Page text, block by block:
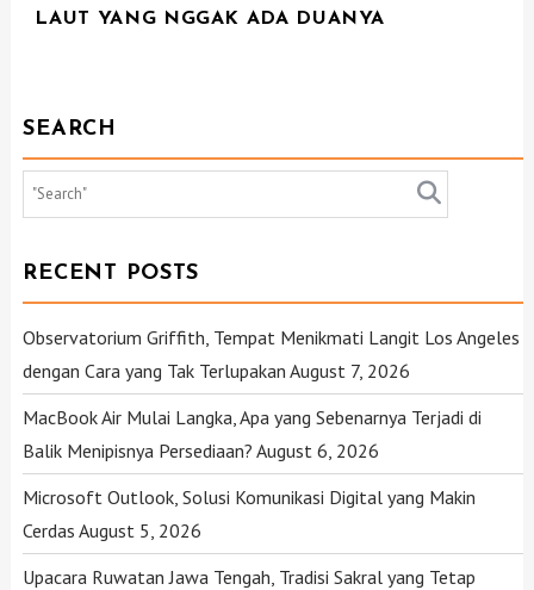
LAUT YANG NGGAK ADA DUANYA
SEARCH
RECENT POSTS
Observatorium Griffith, Tempat Menikmati Langit Los Angeles
dengan Cara yang Tak Terlupakan August 7, 2026
MacBook Air Mulai Langka, Apa yang Sebenarnya Terjadi di
Balik Menipisnya Persediaan? August 6, 2026
Microsoft Outlook, Solusi Komunikasi Digital yang Makin
Cerdas August 5, 2026
Upacara Ruwatan Jawa Tengah, Tradisi Sakral yang Tetap